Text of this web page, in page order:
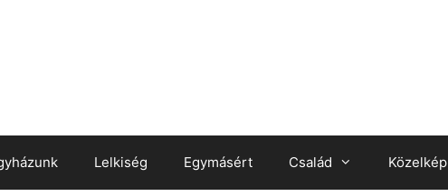
Lelkiség Egymásért Család Közelkép